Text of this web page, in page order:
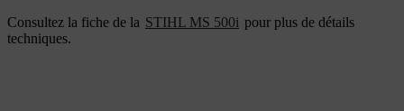
Consultez la fiche de la STIHL MS 500i pour plus de détails
techniques.